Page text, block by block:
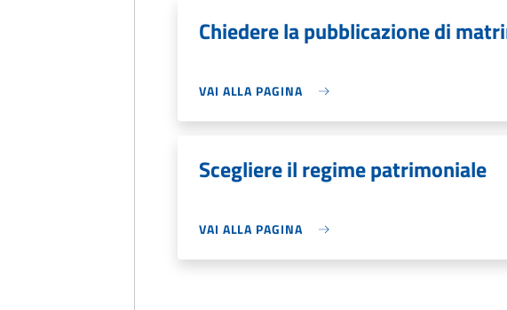
Chiedere la pubblicazione di
VAI ALLA PAGINA
Scegliere il regime patrimoniale
VAI ALLA PAGINA